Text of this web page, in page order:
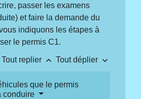
passer les examens
et faire la demande du
indiquons les étapes à
le permis C1.
Tout replier keyboard_arrow_up Tout déplier keyboard_arrow_down
que le permis
conduire